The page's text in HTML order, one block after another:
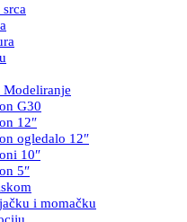
Modeliranje
G30
12″
ogledalo 12″
10″
5″
i momačku